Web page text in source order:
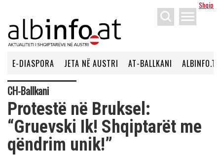
Shqip
menu
E-DIASPORA JETA NË AUSTRI AT-BALLKANI ALBINFO.TV
CH-Ballkani
Protestë në Bruksel:
“Gruevski Ik! Shqiptarët me
qëndrim unik!”